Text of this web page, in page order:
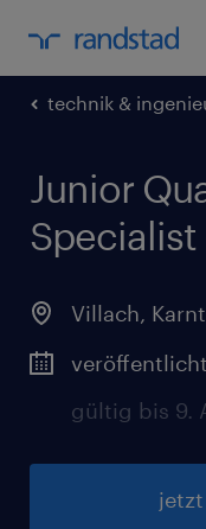
technik &
Junior
Villach,
gültig bis 9.